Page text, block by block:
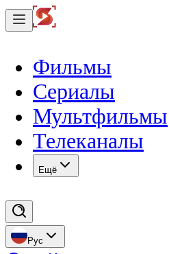
Фильмы
Сериалы
Мультфильмы
Телеканалы
Eщё
Рус